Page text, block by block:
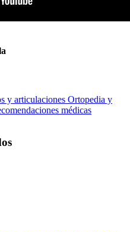
y articulaciones Ortopedia y
médicas